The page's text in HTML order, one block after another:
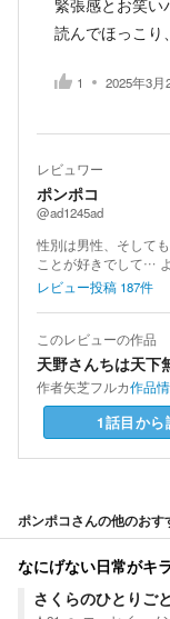
緊張感とお笑い
読んでほっこり
1 2025年3月
レビュワー
ポンポコ
@ad1245ad
性別は男性、そして
ことが好きでして…
レビュー投稿 187件
このレビューの作品
天野さんちは天下
作者矢芝フルカ作品
1話目から
ポンポコさんの他のおす
なにげない日常がキ
さくらのひとりごと